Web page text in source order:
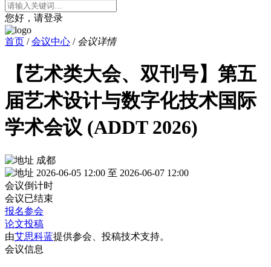
您好，请登录
首页 / 会议中心 / 会议详情
【艺术类大会、双刊号】第五
届艺术设计与数字化技术国际
学术会议 (ADDT 2026)
成都
2026-06-05 12:00 至 2026-06-07 12:00
会议倒计时
会议已结束
报名参会
论文投稿
由艾思科蓝提供参会、投稿技术支持。
会议信息